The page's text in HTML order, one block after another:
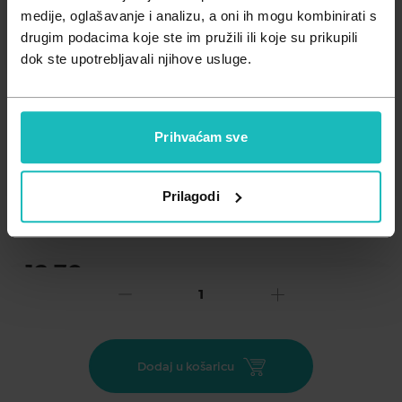
medije, oglašavanje i analizu, a oni ih mogu kombinirati s
drugim podacima koje ste im pružili ili koje su prikupili
dok ste upotrebljavali njihove usluge.
Prihvaćam sve
Prilagodi
Zdravlje muškarca
Zdravlje žene
Minerali
Probiotici i prebiotici
Važna obavijest prema Zakonu o zaštiti potrošača..
13,70
AZINC Acerola 1000 sadrži 100 % prirodan vitamin C iz bobica
acerole koji doprinosi smanjenju umora i iscrpljenosti te
Dodaj u košaricu